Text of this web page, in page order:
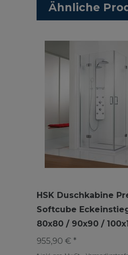
Ähnliche
HSK Duschkabine
Softcube
80x80 / 90x90 /
955,90 € *